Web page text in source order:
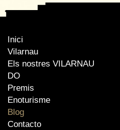
Inici
Vilarnau
Els nostres VILARNAU
DO
Premis
Enoturisme
Blog
Contacto